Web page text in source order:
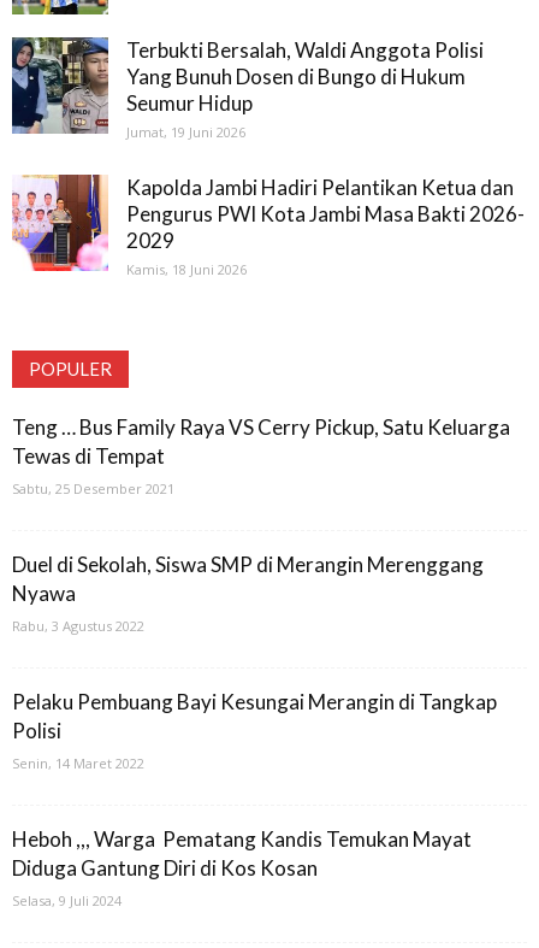
Terbukti Bersalah, Waldi Anggota Polisi
Yang Bunuh Dosen di Bungo di Hukum
Seumur Hidup
Jumat, 19 Juni 2026
Kapolda Jambi Hadiri Pelantikan Ketua dan
Pengurus PWI Kota Jambi Masa Bakti 2026-
2029
Kamis, 18 Juni 2026
POPULER
Teng … Bus Family Raya VS Cerry Pickup, Satu Keluarga
Tewas di Tempat
Sabtu, 25 Desember 2021
Duel di Sekolah, Siswa SMP di Merangin Merenggang
Nyawa
Rabu, 3 Agustus 2022
Pelaku Pembuang Bayi Kesungai Merangin di Tangkap
Polisi
Senin, 14 Maret 2022
Heboh ,,, Warga Pematang Kandis Temukan Mayat
Diduga Gantung Diri di Kos Kosan
Selasa, 9 Juli 2024